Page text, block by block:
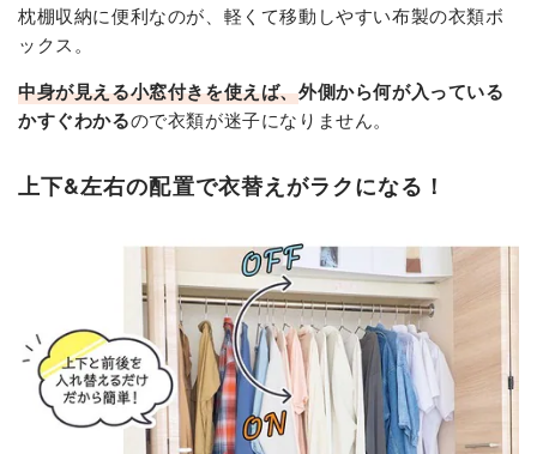
枕棚収納に便利なのが、軽くて移動しやすい布製の衣類ボ
ックス。
中身が見える小窓付きを使えば、外側から何が入っている
かすぐわかるので衣類が迷子になりません。
上下&左右の配置で衣替えがラクになる！